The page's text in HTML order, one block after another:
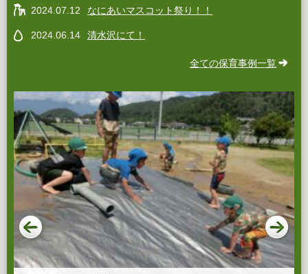
2024.07.12 なにあいマスコット祭り！！
2024.06.14 清水沢にて！
全ての保育事例一覧